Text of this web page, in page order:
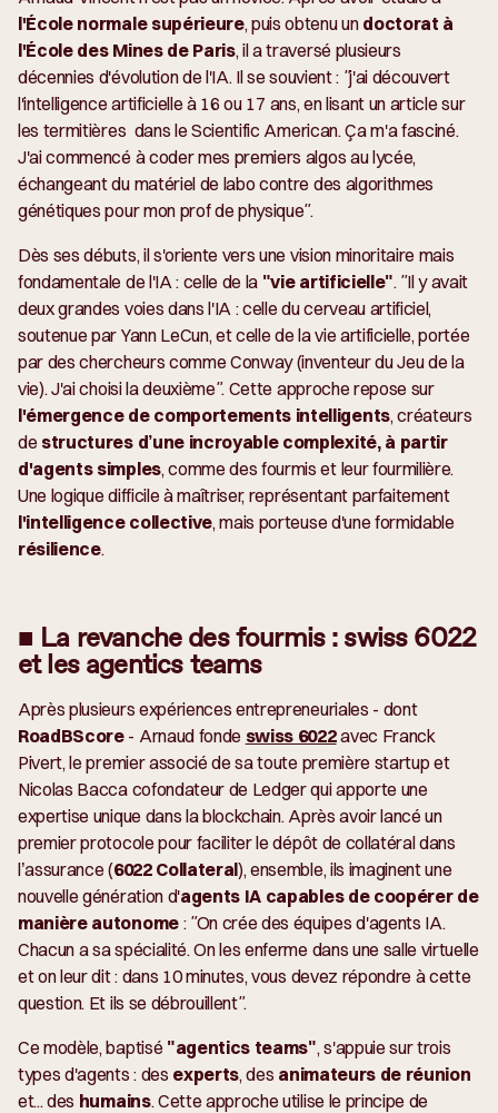
l'École normale supérieure, puis obtenu un doctorat à
l'École des Mines de Paris, il a traversé plusieurs
décennies d'évolution de l'IA. Il se souvient : "j'ai découvert
l'intelligence artificielle à 16 ou 17 ans, en lisant un article sur
les termitières dans le Scientific American. Ça m'a fasciné.
J'ai commencé à coder mes premiers algos au lycée,
échangeant du matériel de labo contre des algorithmes
génétiques pour mon prof de physique".
Dès ses débuts, il s'oriente vers une vision minoritaire mais
fondamentale de l'IA : celle de la "vie artificielle". "Il y avait
deux grandes voies dans l'IA : celle du cerveau artificiel,
soutenue par Yann LeCun, et celle de la vie artificielle, portée
par des chercheurs comme Conway (inventeur du Jeu de la
vie). J'ai choisi la deuxième". Cette approche repose sur
l'émergence de comportements intelligents, créateurs
de structures d’une incroyable complexité, à partir
d'agents simples, comme des fourmis et leur fourmilière.
Une logique difficile à maîtriser, représentant parfaitement
l'intelligence collective, mais porteuse d'une formidable
résilience.
■ La revanche des fourmis : swiss 6022
et les agentics teams
Après plusieurs expériences entrepreneuriales - dont
RoadBScore- Arnaud fonde swiss 6022avec Franck
Pivert, le premier associé de sa toute première startup et
Nicolas Bacca cofondateur de Ledger qui apporte une
expertise unique dans la blockchain. Après avoir lancé un
premier protocole pour faciliter le dépôt de collatéral dans
l’assurance (6022 Collateral), ensemble, ils imaginent une
nouvelle génération d'agents IA capables de coopérer de
manière autonome: "On crée des équipes d'agents IA.
Chacun a sa spécialité. On les enferme dans une salle virtuelle
et on leur dit : dans 10 minutes, vous devez répondre à cette
question. Et ils se débrouillent".
Ce modèle, baptisé "agentics teams", s'appuie sur trois
types d'agents : des experts, des animateurs de réunion
et... des humains. Cette approche utilise le principe de